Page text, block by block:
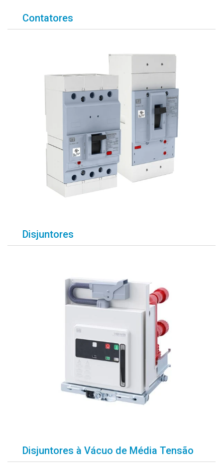
Contatores
Disjuntores
Disjuntores à Vácuo de Média Tensão